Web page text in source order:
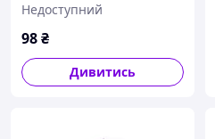
Недоступний
98₴
Дивитись